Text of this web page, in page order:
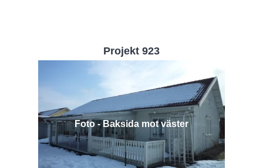
Projekt 923
Foto - Baksida mot väster